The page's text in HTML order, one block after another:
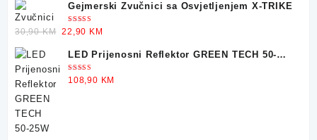
Gejmerski Zvučnici sa Osvjetljenjem X-TRIKE
Ocjenjeno
5.00 od 5
30,90KM Original
was:
30,90 KM.
22,90 KM
is:
22,90 KM.
LED Prijenosni Reflektor GREEN TECH 50-
25W
Ocjenjeno
5.00od 5
108,90 KM